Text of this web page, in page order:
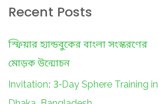
f
o
r
:
Recent Posts
স্ফিয়ার হ্যান্ডবুকের বাংলা সংস্করণের
মোড়ক উন্মোচন
Invitation: 3-Day Sphere Training in